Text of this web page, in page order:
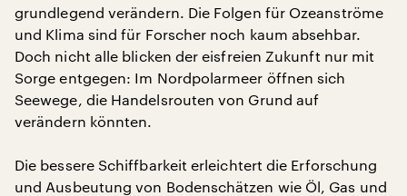
grundlegend verändern. Die Folgen für Ozeanströme
und Klima sind für Forscher noch kaum absehbar.
Doch nicht alle blicken der eisfreien Zukunft nur mit
Sorge entgegen: Im Nordpolarmeer öffnen sich
Seewege, die Handelsrouten von Grund auf
verändern könnten.
Die bessere Schiffbarkeit erleichtert die Erforschung
und Ausbeutung von Bodenschätzen wie Öl, Gas und